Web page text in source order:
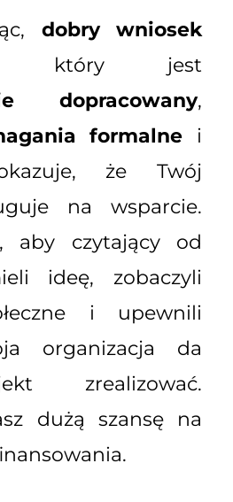
dobry wniosek
który jest
dopracowany,
formalne i
że Twój
na wsparcie.
aby czytający od
ideę, zobaczyli
i upewnili
organizacja da
zrealizować.
dużą szansę na